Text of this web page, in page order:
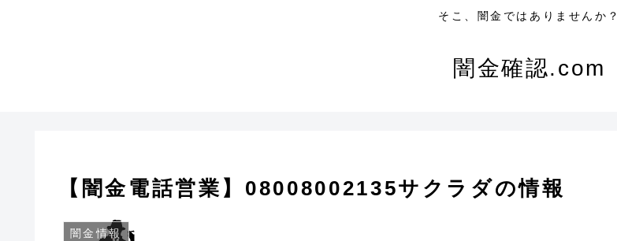
そこ、闇金ではありませんか？
闇金確認.com
【闇金電話営業】08008002135サクラダの情報
闇金情報